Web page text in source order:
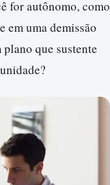
for autônomo, como
em uma demissão
plano que sustente